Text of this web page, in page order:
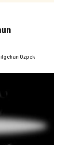
Özpek